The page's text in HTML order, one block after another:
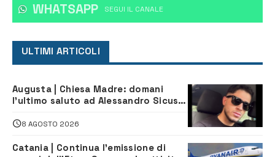
WHATSAPP ‎SEGUI IL CANALE
ULTIMI ARTICOLI
Augusta | Chiesa Madre: domani
l’ultimo saluto ad Alessandro Sicuso,
8 AGOSTO 2026
Catania | Continua l’emissione di